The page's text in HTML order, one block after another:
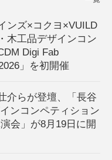
ンズ×コクヨ×VUILD
木工品デザインコン
Digi Fab
」を初開催
介らが登壇、「長谷
ンコンペティション
会」が8月19日に開